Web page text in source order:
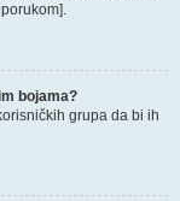
bojama?
grupa da bi ih